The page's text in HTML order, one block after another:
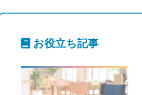
お役立ち記事